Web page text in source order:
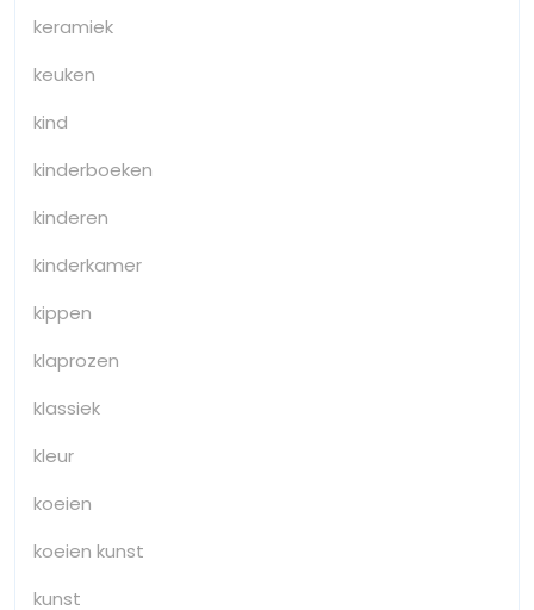
keramiek
keuken
kind
kinderboeken
kinderen
kinderkamer
kippen
klaprozen
klassiek
kleur
koeien
koeien kunst
kunst